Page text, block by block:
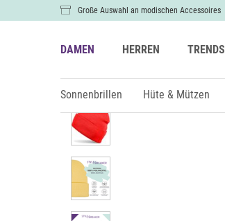
Große Auswahl an modischen Accessoires
DAMEN HERREN TRENDS
Sonnenbrillen Hüte & Mützen